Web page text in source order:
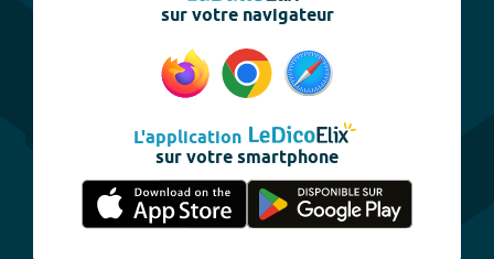
sur votre navigateur
L'application
sur votre smartphone